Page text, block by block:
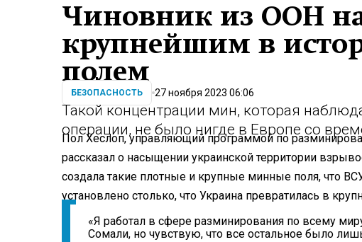
Чиновник из ООН
крупнейшим в
полем
БЕЗОПАСНОСТЬ 27 ноября 2023 06:06
Такой концентрации мин, которая
операции, не было нигде в Европе со
Пол Хеслоп, управляющий программой по
рассказал о насыщении украинской территории
создала такие плотные и крупные минные поля, что
установлено столько, что Украина превратилась в
«Я работал в сфере разминирования по всему
Сомали, но чувствую, что все остальное было